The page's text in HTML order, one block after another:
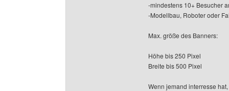
-mindestens 10+ Besucher
-Modellbau, Roboter oder
Max. größe des Banners:
Höhe bis 250 Pixel
Breite bis 500 Pixel
Wenn jemand interresse